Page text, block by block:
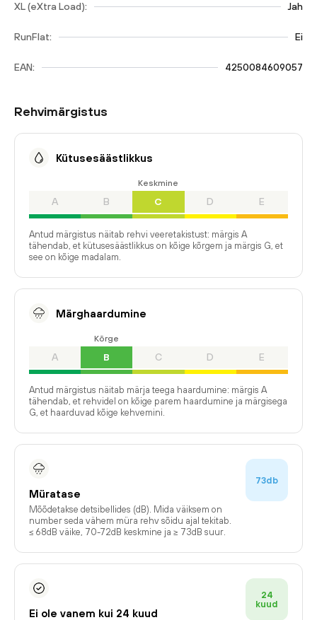
XL (eXtra Load): Jah
RunFlat: Ei
EAN: 4250084609057
Rehvimärgistus
Kütusesäästlikkus
A B
Keskmine
C D E
Antud märgistus näitab rehvi veeretakistust: märgis A
tähendab, et kütusesäästlikkus on kõige kõrgem ja märgis G, et
see on kõige madalam.
Märghaardumine
A
Kõrge
B C D E
Antud märgistus näitab märja teega haardumine: märgis A
tähendab, et rehvidel on kõige parem haardumine ja märgisega
G, et haarduvad kõige kehvemini.
Müratase
Mõõdetakse detsibellides (dB). Mida väiksem on
number seda vähem müra rehv sõidu ajal tekitab.
≤ 68dB väike, 70-72dB keskmine ja ≥ 73dB suur.
73db
Ei ole vanem kui 24 kuud
24
kuud